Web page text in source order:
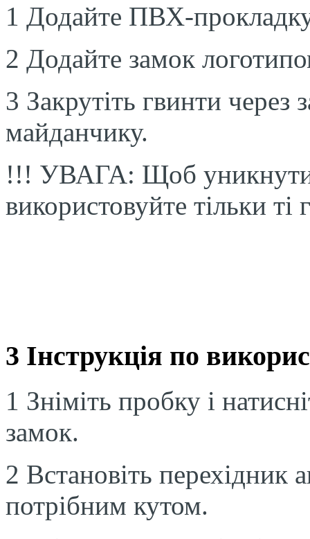
1 Додайте ПВХ-
2 Додайте замок
3 Закрутіть гвинти
майданчику.
!!! УВАГА: Щоб уникнути
використовуйте тільки ті
3 Інструкція по
1 Зніміть пробку і
замок.
2 Встановіть перехідник
потрібним кутом.